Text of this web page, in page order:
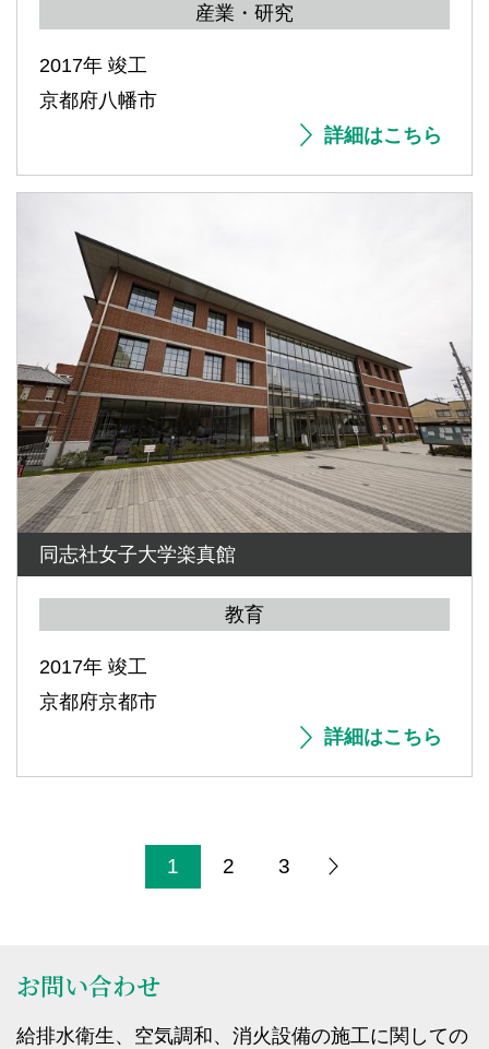
産業・研究
2017年 竣工
京都府八幡市
詳細はこちら
同志社女子大学楽真館
教育
2017年 竣工
京都府京都市
詳細はこちら
1 2 3
お問い合わせ
給排水衛生、空気調和、消火設備の施工に関しての